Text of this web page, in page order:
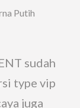
sudah
type vip
juga